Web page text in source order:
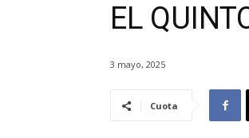
EL
3 mayo, 2025
Cuota